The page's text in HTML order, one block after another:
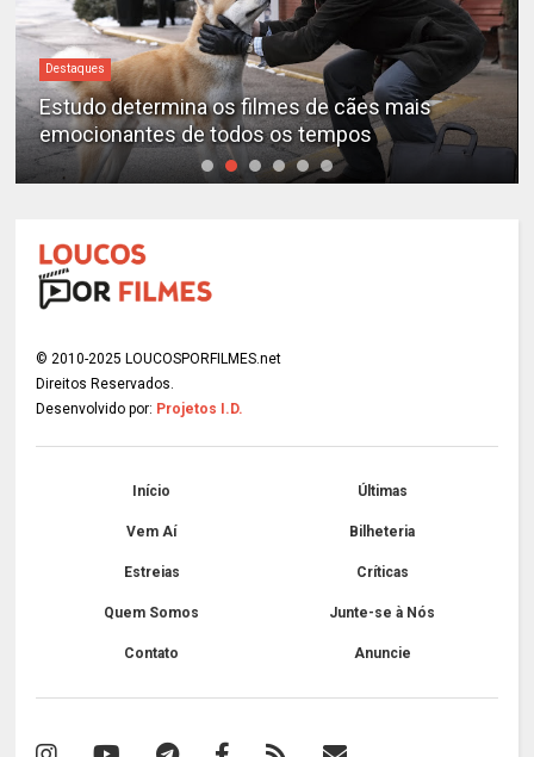
Destaques
Estudo determina os filmes de cães mais
emocionantes de todos os tempos
© 2010-2025 LOUCOSPORFILMES.net
Direitos Reservados.
Desenvolvido por: Projetos I.D.
Início Últimas
Vem Aí Bilheteria
Estreias Críticas
Quem Somos Junte-se à Nós
Contato Anuncie